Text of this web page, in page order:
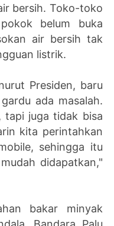
bersih. Toko-toko
belum buka
air bersih tak
listrik.
Presiden, baru
ada masalah.
tapi juga tidak bisa
kita perintahkan
sehingga itu
didapatkan,"
bakar minyak